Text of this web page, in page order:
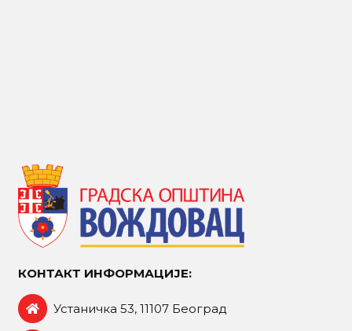
КОНТАКТ ИНФОРМАЦИЈЕ:
Устаничка 53, 11107 Београд